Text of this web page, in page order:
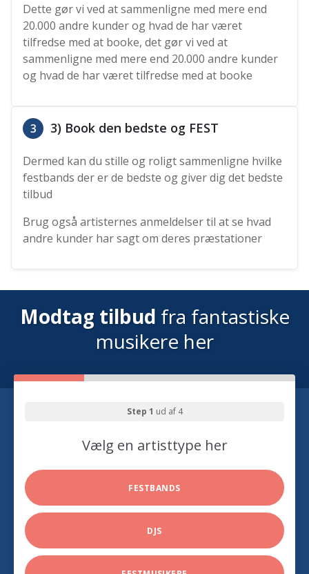
Dette gør vi ved at sammenligne med mere end
20.000 andre kunder og hvad de har været
tilfredse med at booke, det gør vi ved at
sammenligne med mere end 20.000 andre kunder
og hvad de har været tilfredse med at booke
3 3) Book den bedste og FEST
Dermed kan du stille og roligt sammenligne hvilke
festbands der er de bedste og giver dig det bedste
tilbud
Brug også artisternes anmeldelser til at se hvad
andre kunder har sagt om deres præstationer
Modtag tilbud fra fantastiske
musikere her
Step 1 ud af 4
Vælg en artisttype her
FESTBANDS
DJS